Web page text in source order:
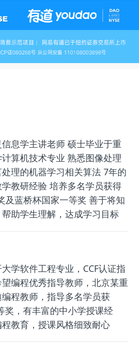
息学主讲老师 硕士毕业于重
算机技术专业 熟悉图像处理
理的机器学习相关算法 7年的
教研经验 培养多名学员获得
及蓝桥杯国家一等奖 善于将知
助学生理解，达成学习目标
学软件工程专业，CCF认证指
编程优秀指导教师，北京某重
程教师，指导多名学员获
奖，有丰富的中小学授课经
教育，授课风格细致耐心